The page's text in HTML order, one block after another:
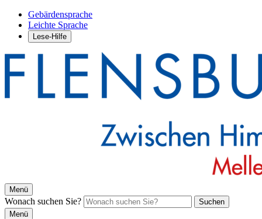
Gebärdensprache
Leichte Sprache
Lese-Hilfe
Menü
Wonach suchen Sie?
Suchen
Menü